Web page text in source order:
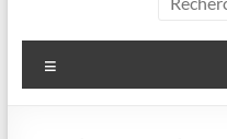
Maurice
Scribouilleuse